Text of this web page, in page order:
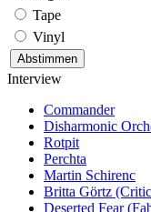
Tape
Vinyl
Interview
Commander
Disharmonic
Rotpit
Perchta
Martin Schirenc
Britta Görtz
Deserted Fear